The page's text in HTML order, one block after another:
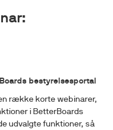
bestyrelsesportal
række korte webinarer,
i BetterBoards
udvalgte funktioner, så